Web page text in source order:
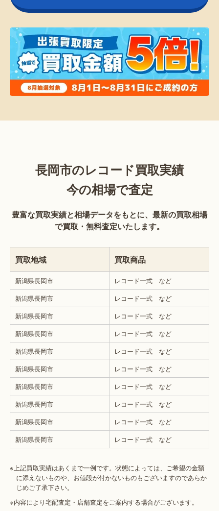
長岡市のレコード買取実績
今の相場で査定
豊富な買取実績と相場データをもとに、最新の買取相場
で買取・無料査定いたします。
買取地域 買取商品
新潟県長岡市
レコード一式 など
新潟県長岡市
レコード一式 など
新潟県長岡市
レコード一式 など
新潟県長岡市
レコード一式 など
新潟県長岡市
レコード一式 など
新潟県長岡市
レコード一式 など
新潟県長岡市
レコード一式 など
新潟県長岡市
レコード一式 など
新潟県長岡市
レコード一式 など
新潟県長岡市
レコード一式 など
※上記買取実績はあくまで一例です。状態によっては、ご希望の金額
に添えないものや、お値段が付かないものもございますのであらか
じめご了承下さい。
※内容により宅配査定・店舗査定をご案内する場合がございます。